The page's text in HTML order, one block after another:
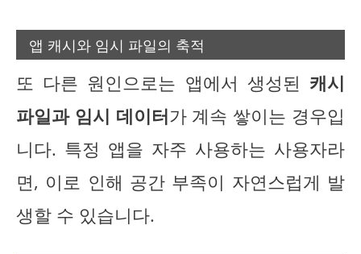
앱 캐시와 임시 파일의 축적
또 다른 원인으로는 앱에서 생성된 캐시
파일과 임시 데이터가 계속 쌓이는 경우입
니다. 특정 앱을 자주 사용하는 사용자라
면, 이로 인해 공간 부족이 자연스럽게 발
생할 수 있습니다.